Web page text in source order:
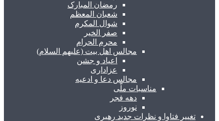
رمضان المبارک
شعبان المعظم
شوال المکرم
صفر الخیر
محرم الحرام
مجالس اهل بیت (علیهم السلام)
اعیاد و جشن
عزاداری
مجالس دعا و ادعیه
مناسبات ملّی
دهه فجر
نوروز
تغییر فتاوا و نظرات جدید رهبری